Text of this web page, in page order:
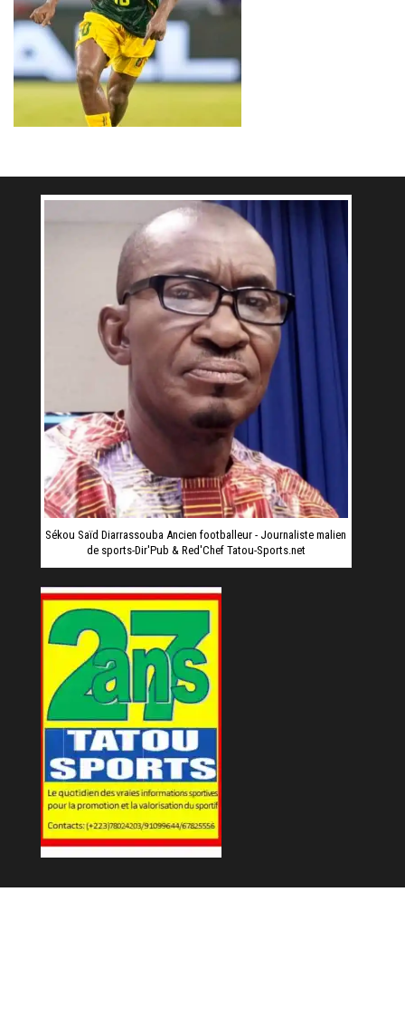
Sékou Saïd Diarrassouba Ancien footballeur - Journaliste malien
de sports-Dir'Pub & Red'Chef Tatou-Sports.net